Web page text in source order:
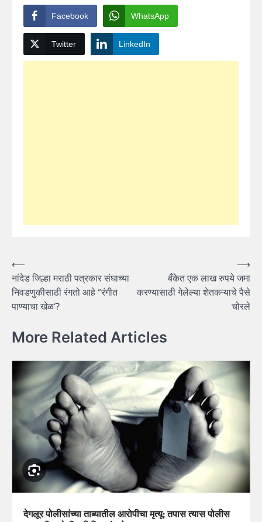
Facebook WhatsApp
Twitter LinkedIn
Post
navigation
⟵
नांदेड जिल्हा मराठी पत्रकार संघाच्या
निवडणुकीसाठी रंगतो आहे “रंगीत
पाण्याचा खेळ’?
बँकेत एक लाख रुपये जमा
करण्यासाठी गेलेल्या शेतकऱ्याचे पैसे
चोरले
⟶
More Related Articles
देगलूर पोलीसांच्या ताब्यातील आरोपीचा मृत्यू; तपास त्यास पोलीस